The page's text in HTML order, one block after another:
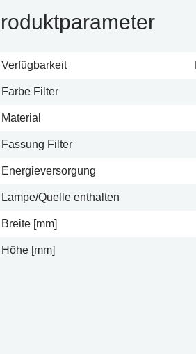
Verfügbarkeit
Farbe Filter
Material
Fassung Filter
Energieversorgung
Lampe/Quelle enthalten
Breite [mm]
Höhe [mm]